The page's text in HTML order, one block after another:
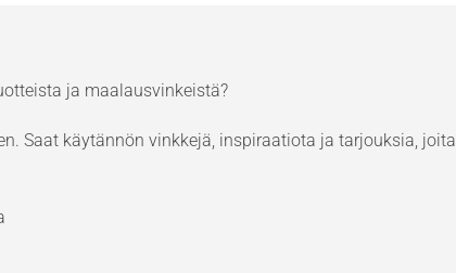
ja maalausvinkeistä?
Saat käytännön vinkkejä, inspiraatiota ja tarjouksia, joita